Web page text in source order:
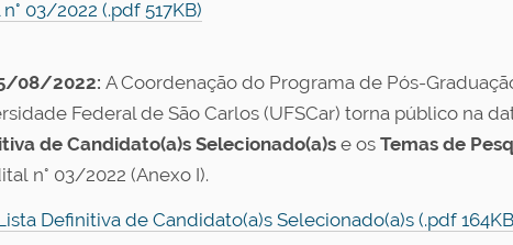
03/2022 (.pdf 517KB)
08/2022: A Coordenação do Programa de Pós-
Federal de São Carlos (UFSCar) torna público na
de Candidato(a)s Selecionado(a)s e osTemas de
n° 03/2022 (Anexo I).
Definitiva de Candidato(a)s Selecionado(a)s (.pdf